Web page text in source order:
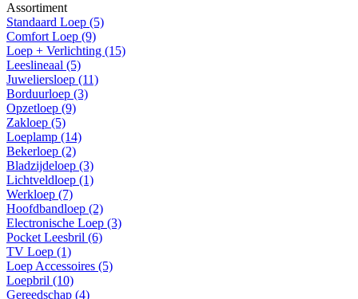
Assortiment
Standaard Loep (5)
Comfort Loep (9)
Loep + Verlichting (15)
Leeslineaal (5)
Juweliersloep (11)
Borduurloep (3)
Opzetloep (9)
Zakloep (5)
Loeplamp (14)
Bekerloep (2)
Bladzijdeloep (3)
Lichtveldloep (1)
Werkloep (7)
Hoofdbandloep (2)
Electronische Loep (3)
Pocket Leesbril (6)
TV Loep (1)
Loep Accessoires (5)
Loepbril (10)
Gereedschap (4)